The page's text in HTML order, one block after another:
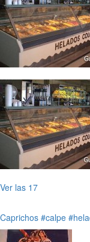
Ver las 17
Caprichos #calpe